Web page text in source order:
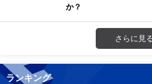
か？
さらに見
ランキング